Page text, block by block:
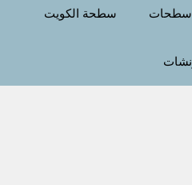
سطحة الكويت